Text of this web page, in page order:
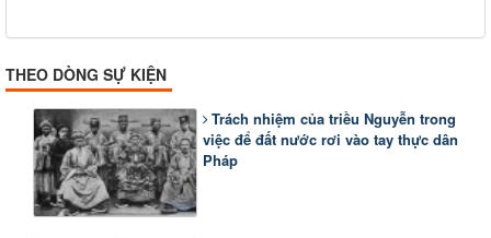
THEO DÒNG SỰ KIỆN
Trách nhiệm của triều Nguyễn trong
việc để đất nước rơi vào tay thực dân
Pháp